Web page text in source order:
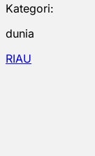
Kategori:
dunia
RIAU